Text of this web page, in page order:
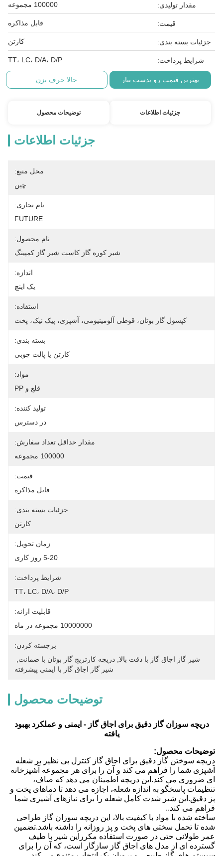
مقدار تولیدی: 100000 مجموعه
قیمت: قابل مذاکره
جزئیات بسته بندی: کارتن
شرایط پرداخت: TT، LC، D/A، D/P
بهترین قیمت رو بدست بیار حالا حرف بزن
جزئیات اطلاعات توضیحات محصول
جزئیات اطلاعات
محل منبع:
چین
نام تجاری:
FUTURE
نام محصول:
شیر کوره گاز کاست شیر ​​گاز کمپینگ
اندازه:
یک اینچ
استفاده:
کپسول گاز بوتان، قوطی آلومینیومی، آشپزی، پیک نیک، پخت
بسته بندی:
کارتن یا پالت چوبی
مواد:
قلع و PP
تولید کننده:
در دسترس
مقدار حداقل تعداد سفارش:
100000 مجموعه
قیمت:
قابل مذاکره
جزئیات بسته بندی:
کارتن
زمان تحویل:
5-20 روز کاری
شرایط پرداخت:
TT، LC، D/A، D/P
قابلیت ارائه:
10000000 مجموعه در ماه
برجسته کردن:
شیر گاز اجاق گاز با دقت بالا دریچه کارتریج گاز بوتان با ضمانت
شیر گاز اجاق گاز با ایمنی پیشرفته
توضیحات محصول
دریچه سوزان گاز دقیق برای اجاق گاز - ایمنی و عملکرد بهبود
یافته
توضیحات محصول:
دریچه سوختن گاز دقیق برای اجاق گاز کنترل بی نظیر بر شعله
آشپزی شما را فراهم می کند و آن را برای هر مجموعه آشپزخانه
ای ضروری می کند.این دریچه اطمینان می دهد که صاف،
تنظیمات پاسخگو به اندازه شعله، اجازه می دهد تا دماهای پخت و
پز دقیق.این شیر شدت کامل شعله را برای نیازهای آشپزی شما
فراهم می کند..
ساخته شده با مواد با کیفیت بالا، این دریچه سوزان گاز طراحی
شده تا تحمل سختی های پخت و پز روزانه را داشته باشد.تضمین
عمر طولانی حتی در صورت استفاده مکرراین شیر با طیف
گسترده ای از مدل های اجاق گاز سازگار است، که آن را برای